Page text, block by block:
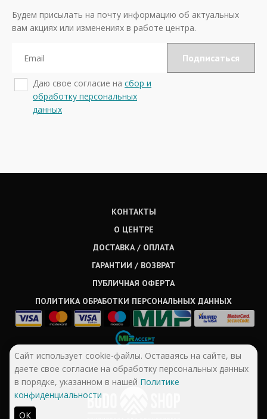
Будем присылать на почту информацию об актуальных
вам акциях или изменениях в работе центра.
Даю свое согласие на сбор и
обработку персональных
данных
КОНТАКТЫ
О ЦЕНТРЕ
ДОСТАВКА / ОПЛАТА
ГАРАНТИИ / ВОЗВРАТ
ПУБЛИЧНАЯ ОФЕРТА
ПОЛИТИКА ОБРАБОТКИ ПЕРСОНАЛЬНЫХ ДАННЫХ
Сайт использует cookie-файлы. Оставаясь на сайте, вы
даете свое согласие на обработку персональных данных
в порядке, указанном в нашей Политике
конфиденциальности
ОК